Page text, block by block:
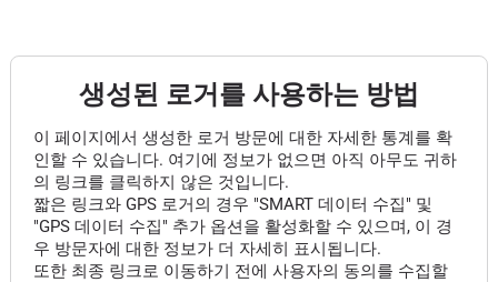
생성된 로거를 사용하는 방법
이 페이지에서 생성한 로거 방문에 대한 자세한 통계를 확
인할 수 있습니다. 여기에 정보가 없으면 아직 아무도 귀하
의 링크를 클릭하지 않은 것입니다.
짧은 링크와 GPS 로거의 경우 "SMART 데이터 수집" 및
"GPS 데이터 수집" 추가 옵션을 활성화할 수 있으며, 이 경
우 방문자에 대한 정보가 더 자세히 표시됩니다.
또한 최종 링크로 이동하기 전에 사용자의 동의를 수집할